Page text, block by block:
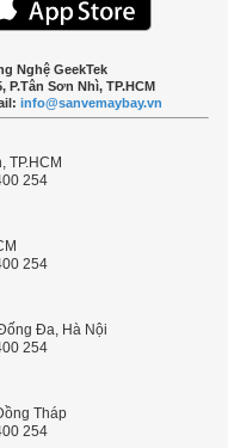
Nghệ GeekTek
Sơn Nhì, TP.HCM
info@sanvemaybay.vn
TP.HCM
254
254
Đa, Hà Nội
254
Tháp
254